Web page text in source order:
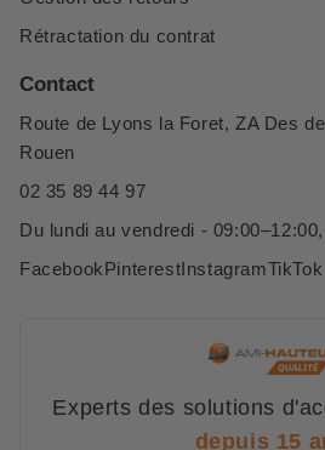
Rétractation du contrat
Contact
Route de Lyons la Foret, ZA Des
Rouen
02 35 89 44 97
Du lundi au vendredi -
FacebookPinterestInstagramTikTok
Experts des solutions
depuis 15